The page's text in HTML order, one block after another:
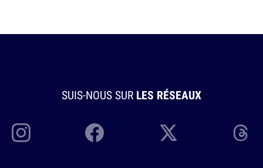
SUIS-NOUS SUR LES RÉSEAUX